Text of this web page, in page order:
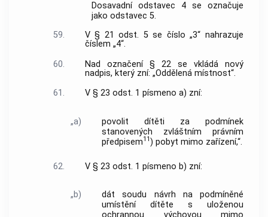
Dosavadní odstavec 4 se označuje
jako odstavec 5.
59.
V § 21 odst. 5 se číslo „3“ nahrazuje
číslem „4“.
60.
Nad označení § 22 se vkládá nový
nadpis, který zní: „Oddělená místnost“.
61.
V § 23 odst. 1 písmeno a) zní:
„a)
povolit dítěti za podmínek
stanovených zvláštním právním
předpisem11) pobyt mimo zařízení,“.
62. V § 23 odst. 1 písmeno b) zní:
„b)
dát soudu návrh na podmíněné
umístění dítěte s uloženou